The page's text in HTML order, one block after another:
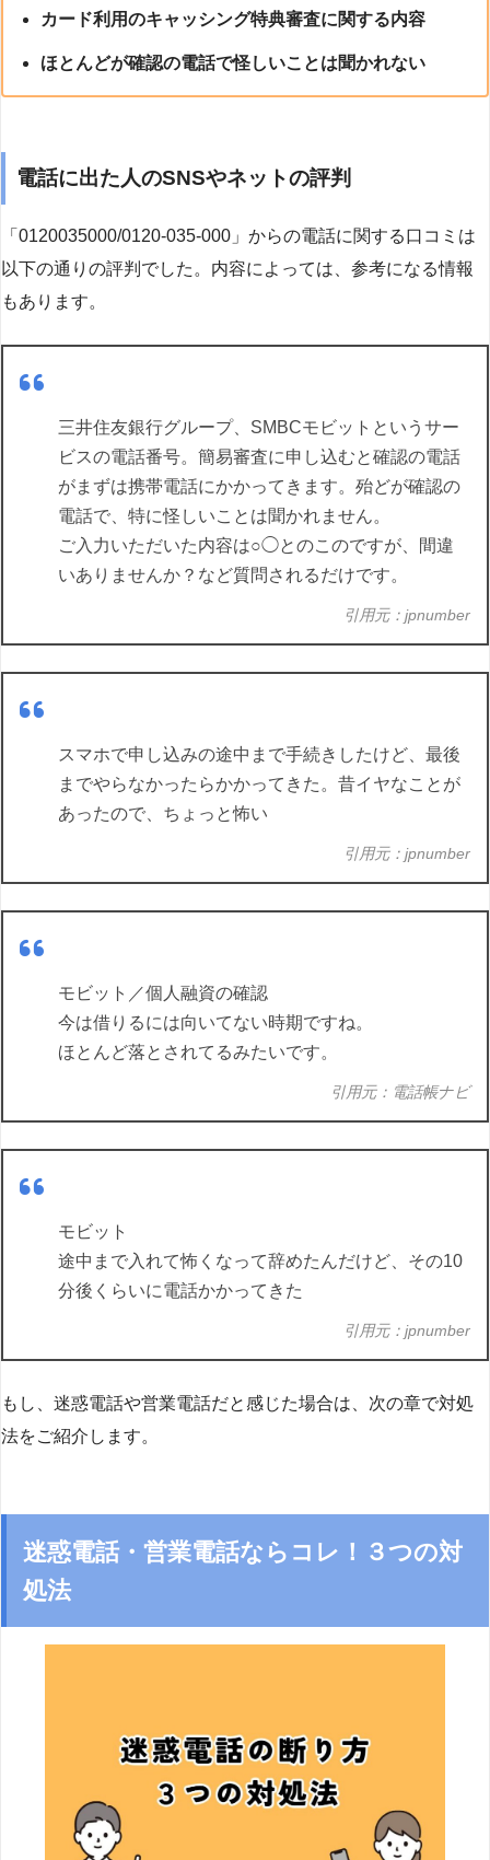
カード利用のキャッシング特典審査に関する内容
ほとんどが確認の電話で怪しいことは聞かれない
電話に出た人のSNSやネットの評判
「0120035000/0120-035-000」からの電話に関する口コミは
以下の通りの評判でした。内容によっては、参考になる情報
もあります。
三井住友銀行グループ、SMBCモビットというサー
ビスの電話番号。簡易審査に申し込むと確認の電話
がまずは携帯電話にかかってきます。殆どが確認の
電話で、特に怪しいことは聞かれません。
ご入力いただいた内容は○◯とのこのですが、間違
いありませんか？など質問されるだけです。
引用元：jpnumber
スマホで申し込みの途中まで手続きしたけど、最後
までやらなかったらかかってきた。昔イヤなことが
あったので、ちょっと怖い
引用元：jpnumber
モビット／個人融資の確認
今は借りるには向いてない時期ですね。
ほとんど落とされてるみたいです。
引用元：電話帳ナビ
モビット
途中まで入れて怖くなって辞めたんだけど、その10
分後くらいに電話かかってきた
引用元：jpnumber
もし、迷惑電話や営業電話だと感じた場合は、次の章で対処
法をご紹介します。
迷惑電話・営業電話ならコレ！３つの対
処法